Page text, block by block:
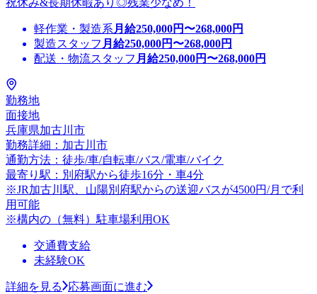
軽作業・製造系 月給250,000円〜268,000円
製造スタッフ 月給250,000円〜268,000円
配送・物流スタッフ 月給250,000円〜268,000円
勤務地
面接地
兵庫県加古川市
勤務詳細：加古川市
通勤方法：徒歩/車/自転車/バス/電車/バイク
最寄り駅：別府駅から徒歩16分・車4分
※JR加古川駅、山陽別府駅からの送迎バスが4500円/月で利
用可能
※構内の（無料）駐車場利用OK
交通費支給
未経験OK
詳細を見る
応募画面に進む